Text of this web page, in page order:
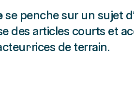
se penche sur un sujet
des articles courts et
de terrain.